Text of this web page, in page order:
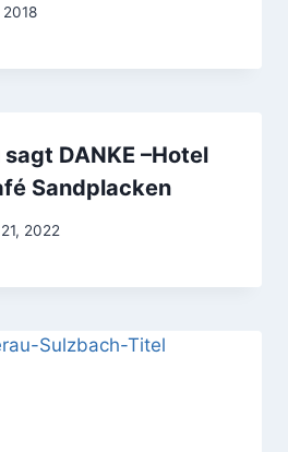
DANKE –Hotel
Sandplacken
2022